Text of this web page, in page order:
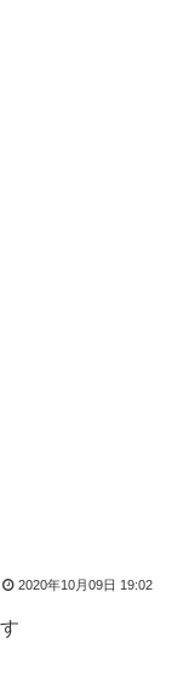
2020年10月09日 19:02